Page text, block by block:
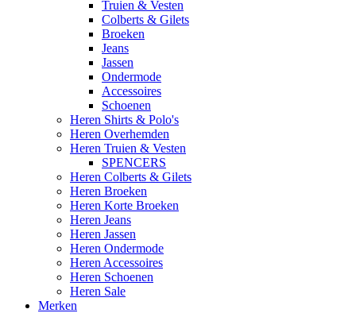
Truien & Vesten
Colberts & Gilets
Broeken
Jeans
Jassen
Ondermode
Accessoires
Schoenen
Heren Shirts & Polo's
Heren Overhemden
Heren Truien & Vesten
SPENCERS
Heren Colberts & Gilets
Heren Broeken
Heren Korte Broeken
Heren Jeans
Heren Jassen
Heren Ondermode
Heren Accessoires
Heren Schoenen
Heren Sale
Merken